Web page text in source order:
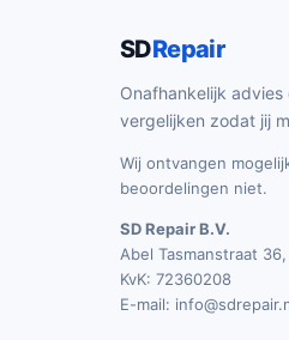
SDRepair
Onafhankelijk
vergelijken zodat jij
Wij ontvangen
beoordelingen niet.
SD Repair B.V.
Abel Tasmanstraat
KvK: 72360208
E-mail: